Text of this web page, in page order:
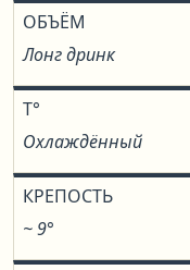
ОБЪЁМ
Лонг дринк
T°
Охлаждённый
КРЕПОСТЬ
~ 9°